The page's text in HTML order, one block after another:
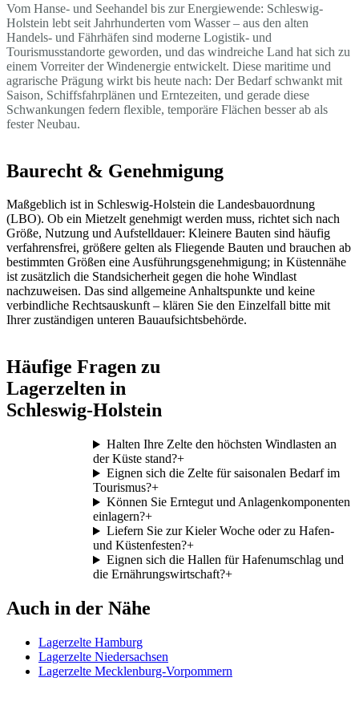
Vom Hanse- und Seehandel bis zur Energiewende: Schleswig-
Holstein lebt seit Jahrhunderten vom Wasser – aus den alten
Handels- und Fährhäfen sind moderne Logistik- und
Tourismusstandorte geworden, und das windreiche Land hat sich zu
einem Vorreiter der Windenergie entwickelt. Diese maritime und
agrarische Prägung wirkt bis heute nach: Der Bedarf schwankt mit
Saison, Schiffsfahrplänen und Erntezeiten, und gerade diese
Schwankungen federn flexible, temporäre Flächen besser ab als
fester Neubau.
Baurecht & Genehmigung
Maßgeblich ist in Schleswig-Holstein die Landesbauordnung
(LBO). Ob ein Mietzelt genehmigt werden muss, richtet sich nach
Größe, Nutzung und Aufstelldauer: Kleinere Bauten sind häufig
verfahrensfrei, größere gelten als Fliegende Bauten und brauchen ab
bestimmten Größen eine Ausführungsgenehmigung; in Küstennähe
ist zusätzlich die Standsicherheit gegen die hohe Windlast
nachzuweisen. Das sind allgemeine Anhaltspunkte und keine
verbindliche Rechtsauskunft – klären Sie den Einzelfall bitte mit
Ihrer zuständigen unteren Bauaufsichtsbehörde.
Häufige Fragen zu
Lagerzelten in
Schleswig-Holstein
Halten Ihre Zelte den höchsten Windlasten an
der Küste stand?+
Eignen sich die Zelte für saisonalen Bedarf im
Tourismus?+
Können Sie Erntegut und Anlagenkomponenten
einlagern?+
Liefern Sie zur Kieler Woche oder zu Hafen-
und Küstenfesten?+
Eignen sich die Hallen für Hafenumschlag und
die Ernährungswirtschaft?+
Auch in der Nähe
Lagerzelte Hamburg
Lagerzelte Niedersachsen
Lagerzelte Mecklenburg-Vorpommern